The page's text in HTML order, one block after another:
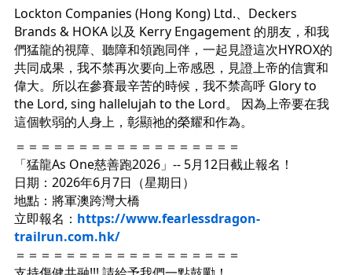
Lockton Companies (Hong Kong) Ltd.、Deckers
Brands & HOKA 以及 Kerry Engagement 的朋友，和我
們猛龍的視障、聽障和領跑同伴，一起見證這次HYROX的
共同成果，我不禁再次要向上帝感恩，見證上帝的信實和
偉大。所以在參賽最辛苦的時候，我不禁高呼 Glory to
the Lord, sing hallelujah to the Lord。 因為上帝要在我
這個軟弱的人身上，彰顯祂的榮耀和作為。
＝＝＝＝＝＝＝＝＝＝＝＝＝＝＝＝＝＝
「猛龍As One慈善跑2026」-- 5月12日截止報名！
日期：2026年6月7日（星期日）
地點：將軍澳跨灣大橋
立即報名： https://www.fearlessdragon-
trailrun.com.hk/
＝＝＝＝＝＝＝＝＝＝＝＝＝＝＝＝＝＝